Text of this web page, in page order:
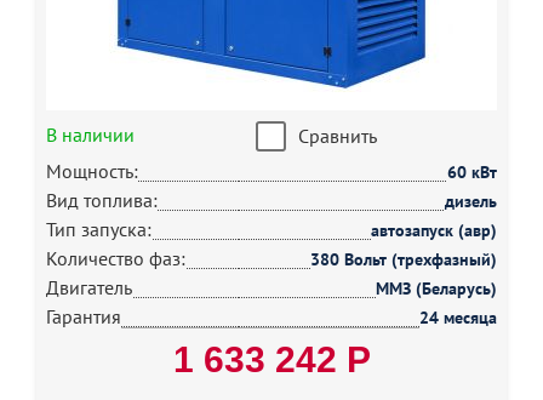
В наличии
Сравнить
Мощность:
60 кВт
Вид топлива: дизель
Тип запуска: автозапуск (авр)
Количество фаз: 380 Вольт (трехфазный)
Двигатель ММЗ (Беларусь)
Гарантия 24 месяца
1 633 242 Р